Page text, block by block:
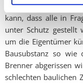
Kritik übt die FPÖ-
kann, dass alle in
unter Schutz gestellt
um die Eigentümer
Bausubstanz so wie
Brenner abgerissen
schlechten baulichen